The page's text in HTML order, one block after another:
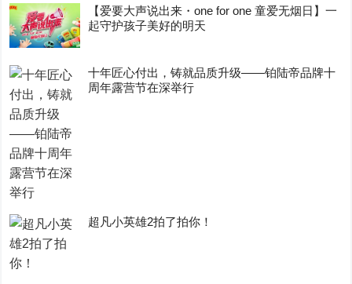
【爱要大声说出来・one for one 童爱无烟日】一
起守护孩子美好的明天
十年匠心付出，铸就品质升级——铂陆帝品牌十
周年露营节在深举行
超凡小英雄2拍了拍你！